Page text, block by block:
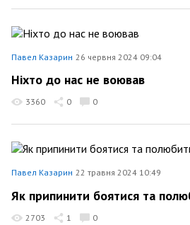
Павел Казарин 26 червня 2024 09:04
Ніхто до нас не воював
3360 0 0
Павел Казарин 22 травня 2024 10:49
Як припинити боятися та
2703 1 0